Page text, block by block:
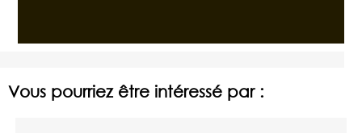
Vous pourriez être intéressé par :